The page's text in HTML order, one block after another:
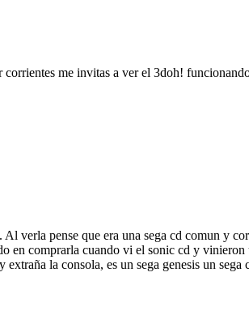
me invitas a ver el 3doh!
verla pense que era una sega cd comun y
comprarla cuando vi el sonic cd y vinieron
la consola, es un sega genesis un